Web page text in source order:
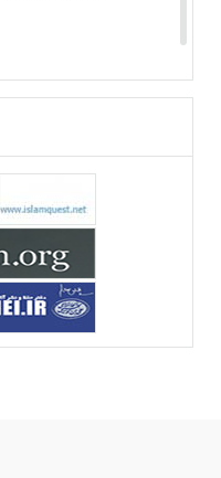
l’Imam Alì
Qassem
discorso tenuto